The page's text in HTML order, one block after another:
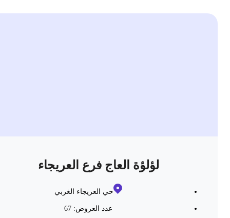
لؤلؤة العاج فرع العريجاء
حي العريجاء الغربي
عدد العروض: 67